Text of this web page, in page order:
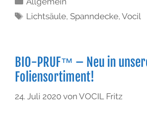
Lichtsäule,Spanndecke,Vocil
BIO-PRUF™ – Neu in
Foliensortiment!
24. Juli 2020 von VOCIL Fritz